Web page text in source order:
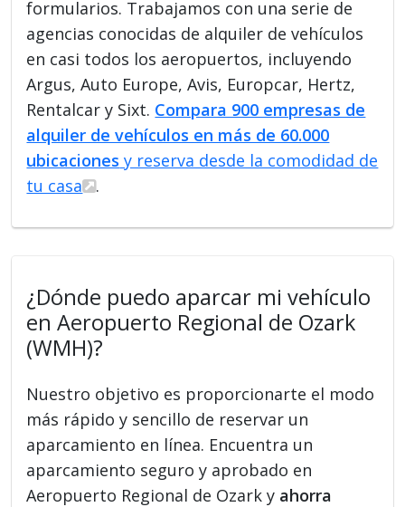
formularios. Trabajamos con una serie de
agencias conocidas de alquiler de vehículos
en casi todos los aeropuertos, incluyendo
Argus, Auto Europe, Avis, Europcar, Hertz,
Rentalcar y Sixt. Compara 900 empresas de
alquiler de vehículos en más de 60.000
ubicaciones y reserva desde la comodidad de
tu casa
.
¿Dónde puedo aparcar mi vehículo
en Aeropuerto Regional de Ozark
(WMH)?
Nuestro objetivo es proporcionarte el modo
más rápido y sencillo de reservar un
aparcamiento en línea. Encuentra un
aparcamiento seguro y aprobado en
Aeropuerto Regional de Ozark y ahorra